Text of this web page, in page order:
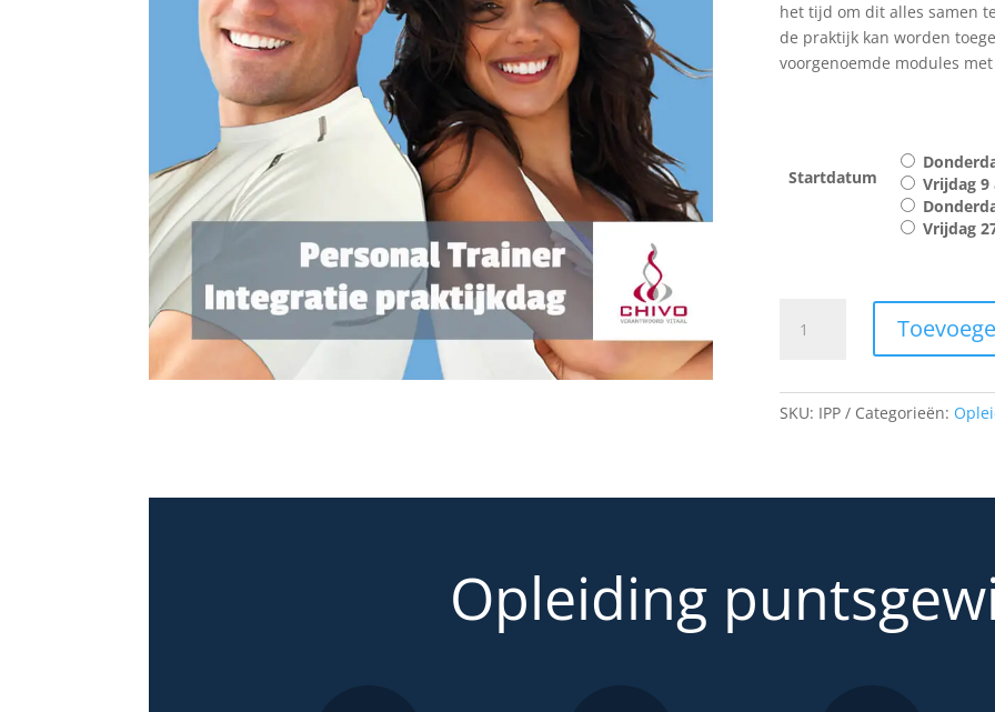
het tijd om dit alles samen
de praktijk kan worden
voorgenoemde modules
Startdatum
Vrijdag 9
Vrijdag
praktijkdag
aantal
l
t
n
SKU: IPP Categorieën:
Opleiding